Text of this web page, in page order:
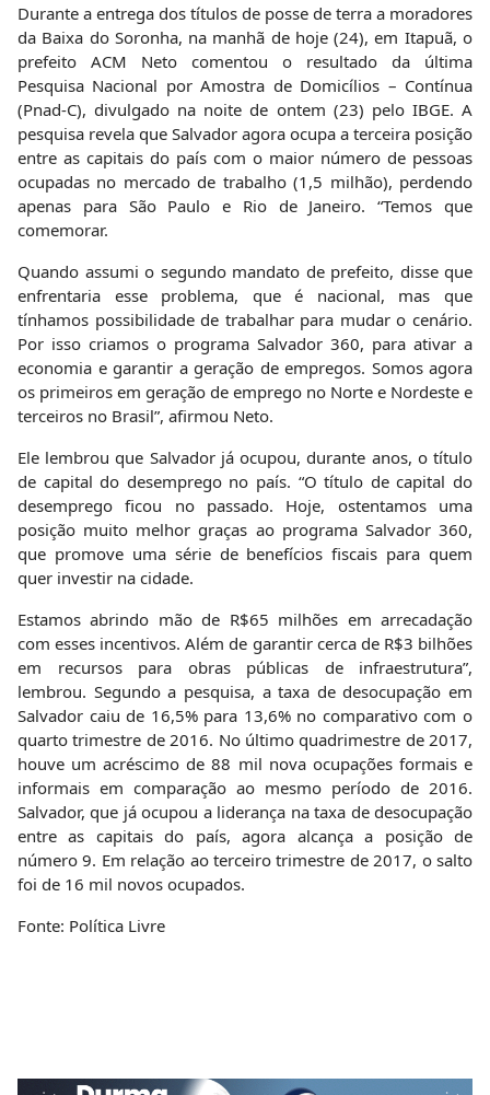
Durante a entrega dos títulos de posse de terra a moradores
da Baixa do Soronha, na manhã de hoje (24), em Itapuã, o
prefeito ACM Neto comentou o resultado da última
Pesquisa Nacional por Amostra de Domicílios – Contínua
(Pnad-C), divulgado na noite de ontem (23) pelo IBGE. A
pesquisa revela que Salvador agora ocupa a terceira posição
entre as capitais do país com o maior número de pessoas
ocupadas no mercado de trabalho (1,5 milhão), perdendo
apenas para São Paulo e Rio de Janeiro. “Temos que
comemorar.
Quando assumi o segundo mandato de prefeito, disse que
enfrentaria esse problema, que é nacional, mas que
tínhamos possibilidade de trabalhar para mudar o cenário.
Por isso criamos o programa Salvador 360, para ativar a
economia e garantir a geração de empregos. Somos agora
os primeiros em geração de emprego no Norte e Nordeste e
terceiros no Brasil”, afirmou Neto.
Ele lembrou que Salvador já ocupou, durante anos, o título
de capital do desemprego no país. “O título de capital do
desemprego ficou no passado. Hoje, ostentamos uma
posição muito melhor graças ao programa Salvador 360,
que promove uma série de benefícios fiscais para quem
quer investir na cidade.
Estamos abrindo mão de R$65 milhões em arrecadação
com esses incentivos. Além de garantir cerca de R$3 bilhões
em recursos para obras públicas de infraestrutura”,
lembrou. Segundo a pesquisa, a taxa de desocupação em
Salvador caiu de 16,5% para 13,6% no comparativo com o
quarto trimestre de 2016. No último quadrimestre de 2017,
houve um acréscimo de 88 mil nova ocupações formais e
informais em comparação ao mesmo período de 2016.
Salvador, que já ocupou a liderança na taxa de desocupação
entre as capitais do país, agora alcança a posição de
número 9. Em relação ao terceiro trimestre de 2017, o salto
foi de 16 mil novos ocupados.
Fonte: Política Livre